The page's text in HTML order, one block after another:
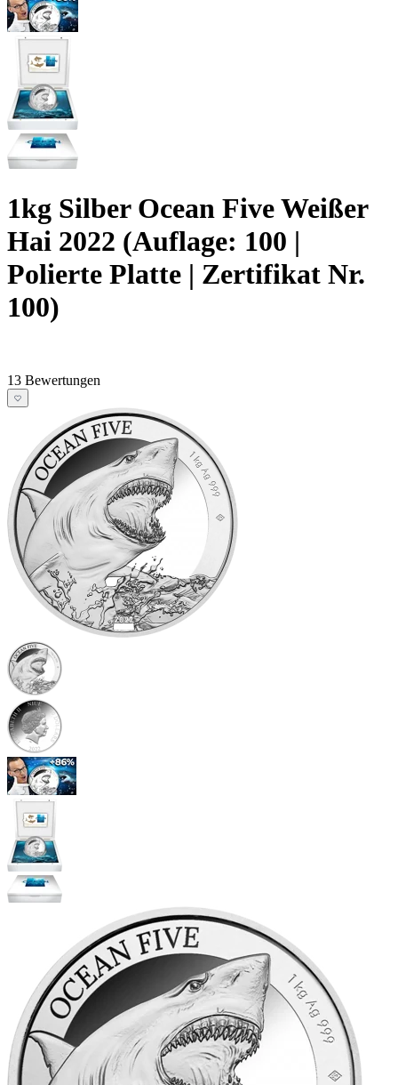
1kg Silber Ocean Five Weißer
Hai 2022 (Auflage: 100 |
Polierte Platte | Zertifikat Nr.
100)
13 Bewertungen